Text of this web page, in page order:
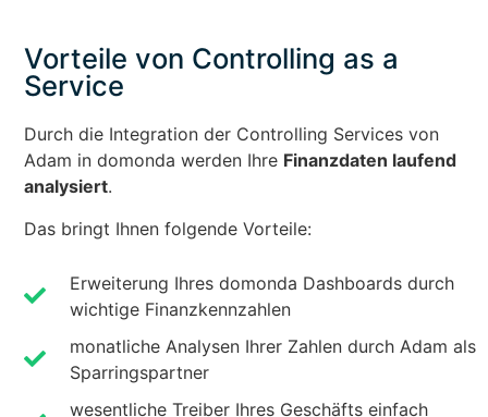
Vorteile von Controlling as a
Service
Durch die Integration der Controlling Services von
Adam in domonda werden Ihre Finanzdaten laufend
analysiert.
Das bringt Ihnen folgende Vorteile:
Erweiterung Ihres domonda Dashboards durch
wichtige Finanzkennzahlen
monatliche Analysen Ihrer Zahlen durch Adam als
Sparringspartner
wesentliche Treiber Ihres Geschäfts einfach